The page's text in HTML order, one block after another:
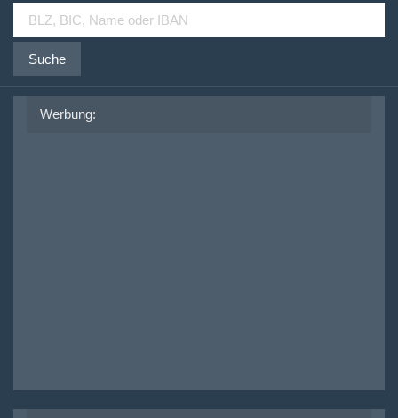
Suche
Werbung: